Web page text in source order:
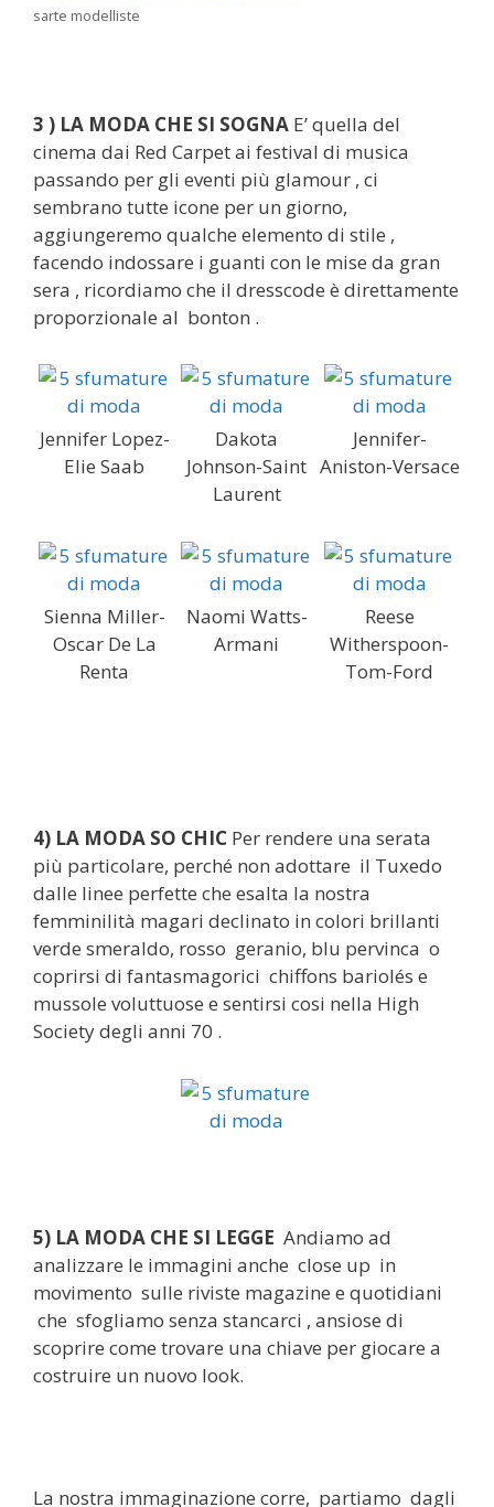
sarte modelliste
3 ) LA MODA CHE SI SOGNA E’ quella del
cinema dai Red Carpet ai festival di musica
passando per gli eventi più glamour , ci
sembrano tutte icone per un giorno,
aggiungeremo qualche elemento di stile ,
facendo indossare i guanti con le mise da gran
sera , ricordiamo che il dresscode è direttamente
proporzionale al bonton .
Jennifer Lopez-
Elie Saab
Dakota
Johnson-Saint
Laurent
Jennifer-
Aniston-Versace
Sienna Miller-
Oscar De La
Renta
Naomi Watts-
Armani
Reese
Witherspoon-
Tom-Ford
4) LA MODA SO CHIC Per rendere una serata
più particolare, perché non adottare il Tuxedo
dalle linee perfette che esalta la nostra
femminilità magari declinato in colori brillanti
verde smeraldo, rosso geranio, blu pervinca o
coprirsi di fantasmagorici chiffons bariolés e
mussole voluttuose e sentirsi cosi nella High
Society degli anni 70 .
5) LA MODA CHE SI LEGGE Andiamo ad
analizzare le immagini anche close up in
movimento sulle riviste magazine e quotidiani
che sfogliamo senza stancarci , ansiose di
scoprire come trovare una chiave per giocare a
costruire un nuovo look.
La nostra immaginazione corre, partiamo dagli